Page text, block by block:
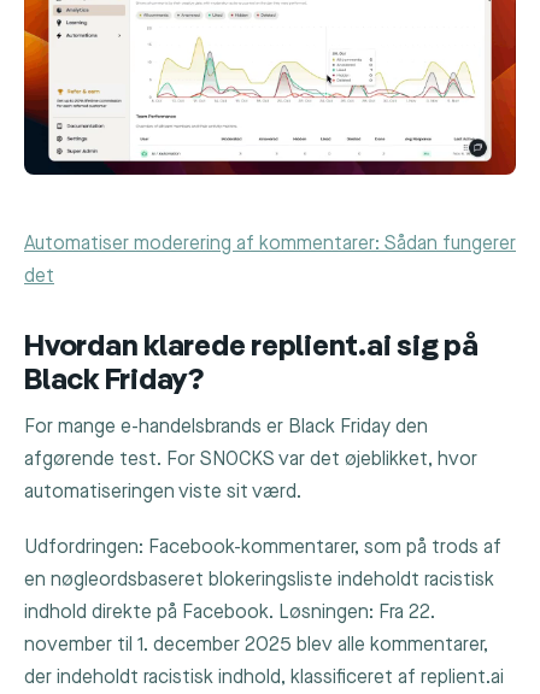
Automatiser moderering af kommentarer: Sådan fungerer
det
Hvordan klarede replient.ai sig på
Black Friday?
For mange e-handelsbrands er Black Friday den
afgørende test. For SNOCKS var det øjeblikket, hvor
automatiseringen viste sit værd.
Udfordringen: Facebook-kommentarer, som på trods af
en nøgleordsbaseret blokeringsliste indeholdt racistisk
indhold direkte på Facebook. Løsningen: Fra 22.
november til 1. december 2025 blev alle kommentarer,
der indeholdt racistisk indhold, klassificeret af replient.ai